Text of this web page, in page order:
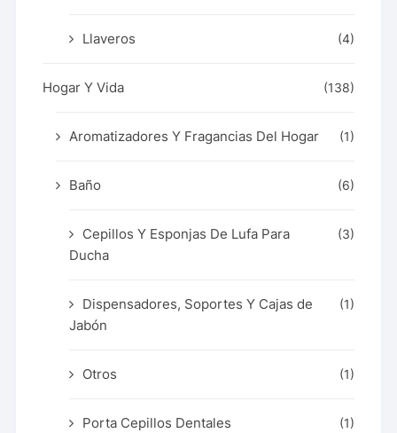
Llaveros (4)
Hogar Y Vida (138)
Aromatizadores Y Fragancias Del Hogar (1)
Baño (6)
Cepillos Y Esponjas De Lufa Para
Ducha
(3)
Dispensadores, Soportes Y Cajas de
Jabón
(1)
Otros (1)
Porta Cepillos Dentales (1)